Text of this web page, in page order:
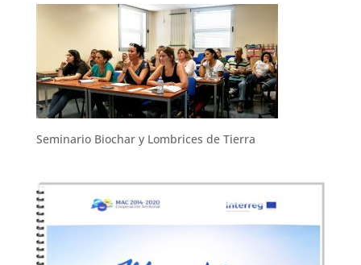
Seminario Biochar y Lombrices de Tierra